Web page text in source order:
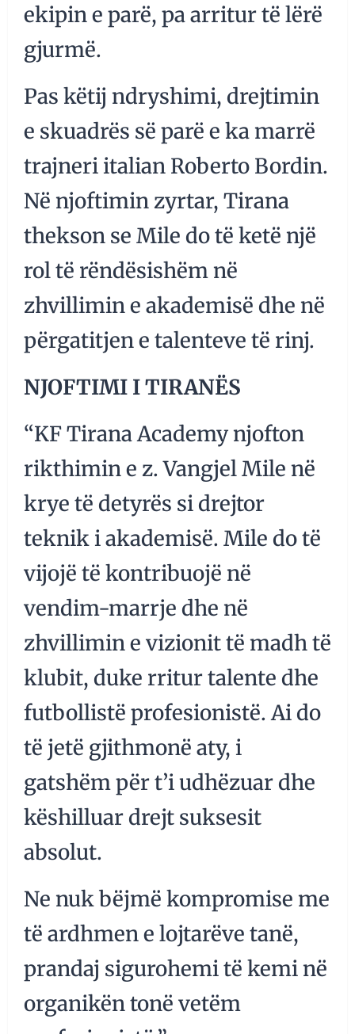
ekipin e parë, pa arritur të lërë
gjurmë.
Pas këtij ndryshimi, drejtimin
e skuadrës së parë e ka marrë
trajneri italian Roberto Bordin.
Në njoftimin zyrtar, Tirana
thekson se Mile do të ketë një
rol të rëndësishëm në
zhvillimin e akademisë dhe në
përgatitjen e talenteve të rinj.
NJOFTIMI I TIRANËS
“KF Tirana Academy njofton
rikthimin e z. Vangjel Mile në
krye të detyrës si drejtor
teknik i akademisë. Mile do të
vijojë të kontribuojë në
vendim-marrje dhe në
zhvillimin e vizionit të madh të
klubit, duke rritur talente dhe
futbollistë profesionistë. Ai do
të jetë gjithmonë aty, i
gatshëm për t’i udhëzuar dhe
këshilluar drejt suksesit
absolut.
Ne nuk bëjmë kompromise me
të ardhmen e lojtarëve tanë,
prandaj sigurohemi të kemi në
organikën tonë vetëm